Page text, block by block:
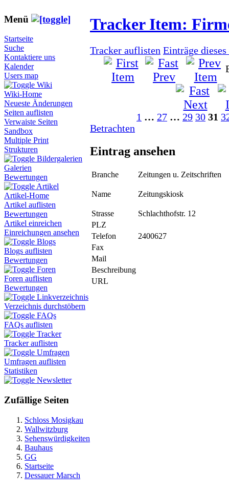
Menü
Startseite
Suche
Kontaktiere uns
Kalender
Users map
Wiki
Wiki-Home
Neueste Änderungen
Seiten auflisten
Verwaiste Seiten
Sandbox
Multiple Print
Strukturen
Bildergalerien
Galerien
Bewertungen
Artikel
Artikel-Home
Artikel auflisten
Bewertungen
Artikel einreichen
Einreichungen ansehen
Blogs
Blogs auflisten
Bewertungen
Foren
Foren auflisten
Bewertungen
Linkverzeichnis
Verzeichnis durchstöbern
FAQs
FAQs auflisten
Tracker
Tracker auflisten
Umfragen
Umfragen auflisten
Statistiken
Newsletter
Zufällige Seiten
Schloss Mosigkau
Wallwitzburg
Sehenswürdigkeiten
Bauhaus
GG
Startseite
Dessauer Marsch
Tracker Item:
Tracker auflisten Einträge dieses
1 … 27 … 29 30 31
Betrachten
Eintrag ansehen
Branche Zeitungen u. Zeitschriften
Name Zeitungskiosk
Strasse
Schlachthofstr. 12
PLZ
Telefon
2400627
Fax
Mail
Beschreibung
URL